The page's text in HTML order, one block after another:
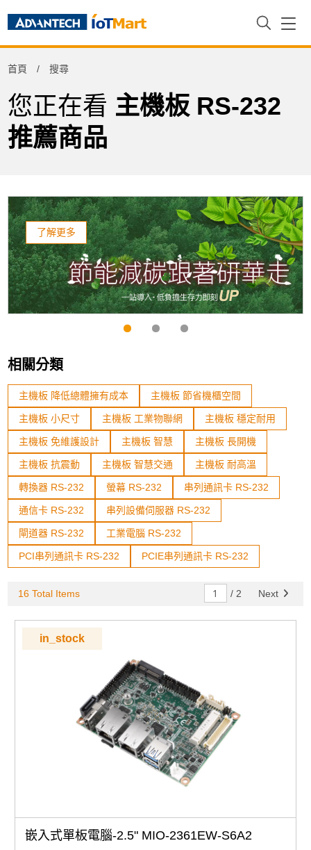
首頁 搜尋
您正在看 主機板 RS-232
推薦商品
了解更多
Product Tag
相關分類
主機板 降低總體擁有成本 主機板 節省機櫃空間
主機板 小尺寸 主機板 工業物聯網 主機板 穩定耐用
主機板 免維護設計 主機板 智慧 主機板 長開機
主機板 抗震動 主機板 智慧交通 主機板 耐高溫
轉換器 RS-232 螢幕 RS-232 串列通訊卡 RS-232
通信卡 RS-232 串列設備伺服器 RS-232
閘道器 RS-232 工業電腦 RS-232
PCI串列通訊卡 RS-232 PCIE串列通訊卡 RS-232
16 Total Items / 2 Next
in_stock
嵌入式單板電腦-2.5" MIO-2361EW-S6A2